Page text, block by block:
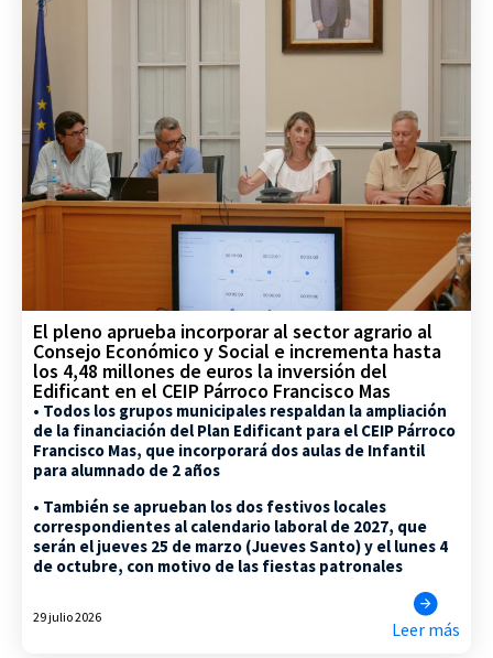
El pleno aprueba incorporar al sector agrario al
Consejo Económico y Social e incrementa hasta
los 4,48 millones de euros la inversión del
Edificant en el CEIP Párroco Francisco Mas
• Todos los grupos municipales respaldan la ampliación
de la financiación del Plan Edificant para el CEIP Párroco
Francisco Mas, que incorporará dos aulas de Infantil
para alumnado de 2 años
• También se aprueban los dos festivos locales
correspondientes al calendario laboral de 2027, que
serán el jueves 25 de marzo (Jueves Santo) y el lunes 4
de octubre, con motivo de las fiestas patronales
29 julio 2026
Leer más